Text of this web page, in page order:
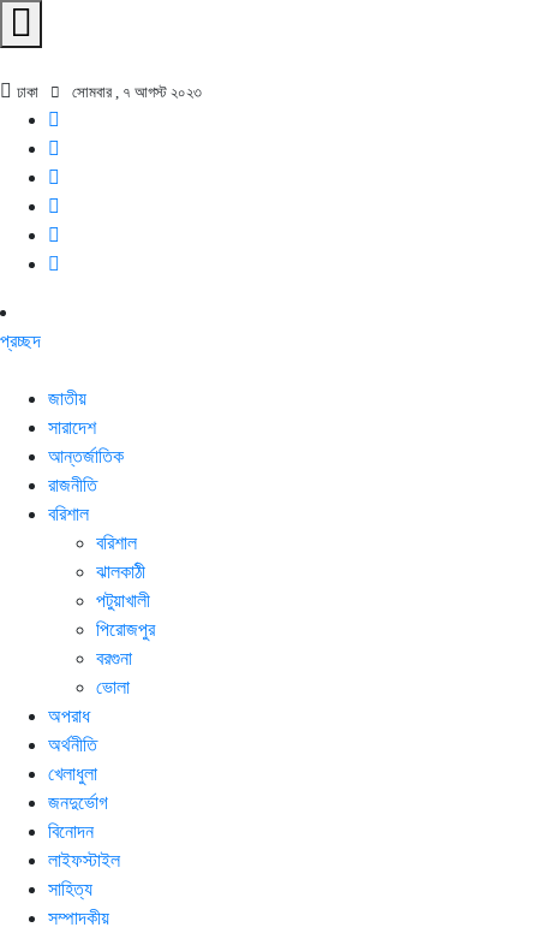
ঢাকা সোমবার , ৭ আগস্ট ২০২৩
প্রচ্ছদ
জাতীয়
সারাদেশ
আন্তর্জাতিক
রাজনীতি
বরিশাল
বরিশাল
ঝালকাঠী
পটুয়াখালী
পিরোজপুর
বরগুনা
ভোলা
অপরাধ
অর্থনীতি
খেলাধুলা
জনদুর্ভোগ
বিনোদন
লাইফস্টাইল
সাহিত্য
সম্পাদকীয়